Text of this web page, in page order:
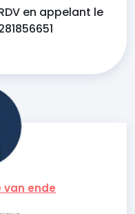
en appelant le
van ende